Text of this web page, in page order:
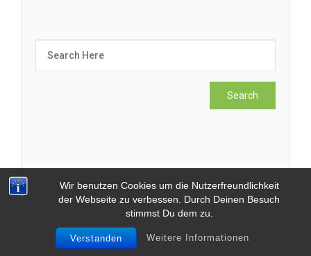
Wir benutzen Cookies um die Nutzerfreundlichkeit
der Webseite zu verbessen. Durch Deinen Besuch
stimmst Du dem zu.
Verstanden Weitere Informationen
Bilanzrecht – IFRS